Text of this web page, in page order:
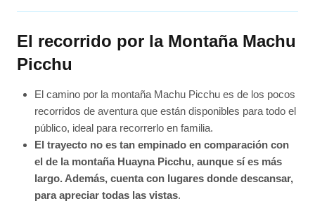
El recorrido por la Montaña Machu
Picchu
El camino por la montaña Machu Picchu es de los pocos
recorridos de aventura que están disponibles para todo el
público, ideal para recorrerlo en familia.
El trayecto no es tan empinado en comparación con
el de la montaña Huayna Picchu, aunque sí es más
largo. Además, cuenta con lugares donde descansar,
para apreciar todas las vistas.